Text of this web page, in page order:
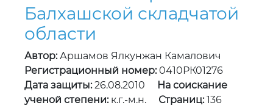
Балхашской складчатой
области
Автор:Аршамов Ялкунжан Камалович
Регистрационный номер:0410РК01276
Дата защиты:26.08.2010
На соискание
ученой степени:к.г.-м.н. Страниц:136